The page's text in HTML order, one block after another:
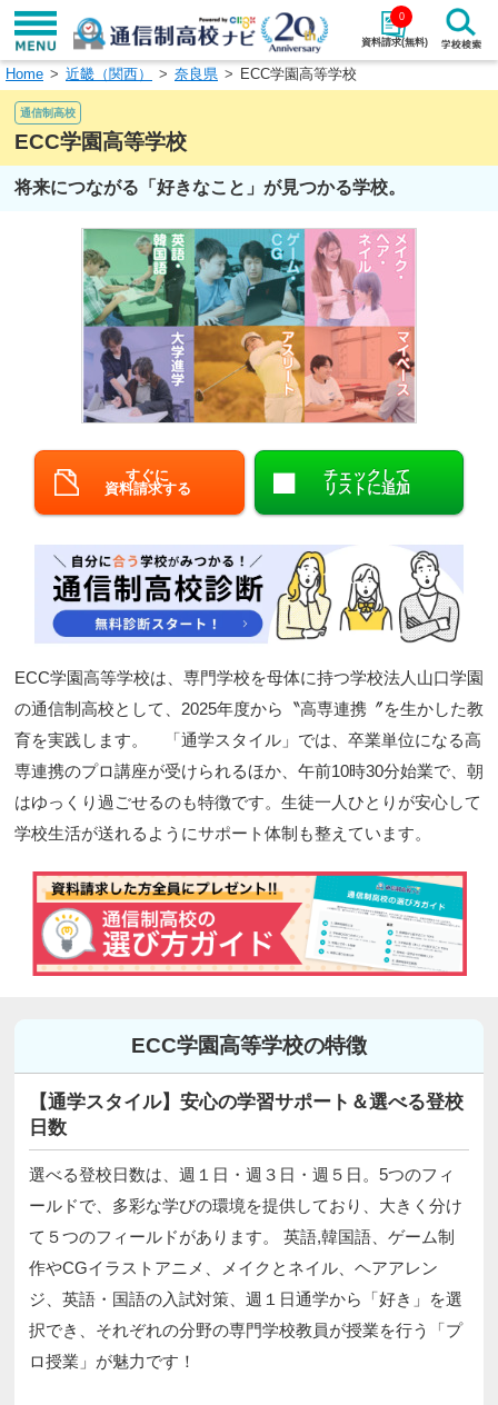
資料請求(無料)
0
学校名で探す
エリアから探す 特徴から探す
エリアを選択して探す
北海道・東北
北陸・甲信越
中国
四国 九州・沖縄
Home 近畿（関西） 奈良県 ECC学園高等学校
通信制高校
ECC学園高等学校
将来につながる「好きなこと」が見つかる学校。
すぐに
資料請求する
チェックして
リストに追加
ECC学園高等学校は、専門学校を母体に持つ学校法人山口学園
の通信制高校として、2025年度から〝高専連携〞を生かした教
育を実践します。 「通学スタイル」では、卒業単位になる高
専連携のプロ講座が受けられるほか、午前10時30分始業で、朝
はゆっくり過ごせるのも特徴です。生徒一人ひとりが安心して
学校生活が送れるようにサポート体制も整えています。
ECC学園高等学校の特徴
【通学スタイル】安心の学習サポート＆選べる登校
日数
選べる登校日数は、週１日・週３日・週５日。5つのフィ
ールドで、多彩な学びの環境を提供しており、大きく分け
て５つのフィールドがあります。 英語,韓国語、ゲーム制
作やCGイラストアニメ、メイクとネイル、ヘアアレン
ジ、英語・国語の入試対策、週１日通学から「好き」を選
択でき、それぞれの分野の専門学校教員が授業を行う「プ
ロ授業」が魅力です！